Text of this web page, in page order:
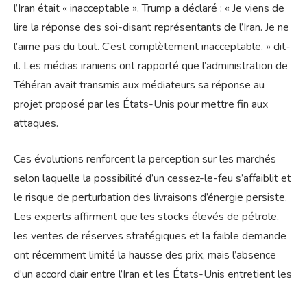
l’Iran était « inacceptable ». Trump a déclaré : « Je viens de
lire la réponse des soi-disant représentants de l’Iran. Je ne
l’aime pas du tout. C’est complètement inacceptable. » dit-
il. Les médias iraniens ont rapporté que l’administration de
Téhéran avait transmis aux médiateurs sa réponse au
projet proposé par les États-Unis pour mettre fin aux
attaques.
Ces évolutions renforcent la perception sur les marchés
selon laquelle la possibilité d’un cessez-le-feu s’affaiblit et
le risque de perturbation des livraisons d’énergie persiste.
Les experts affirment que les stocks élevés de pétrole,
les ventes de réserves stratégiques et la faible demande
ont récemment limité la hausse des prix, mais l’absence
d’un accord clair entre l’Iran et les États-Unis entretient les